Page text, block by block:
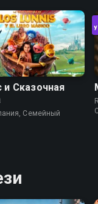
и Сказочная
Семейный